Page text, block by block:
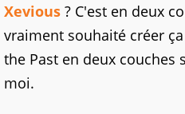
Xevious ? C'est en deux
vraiment souhaité créer
the Past en deux
moi.